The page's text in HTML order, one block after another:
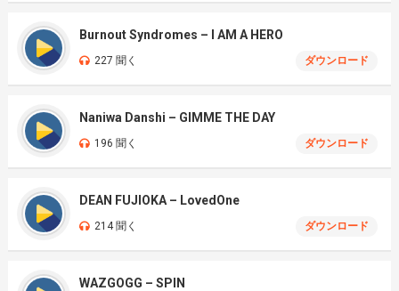
Burnout Syndromes – I AM A HERO
227 聞く ダウンロード
Naniwa Danshi – GIMME THE DAY
196 聞く ダウンロード
DEAN FUJIOKA – LovedOne
214 聞く ダウンロード
WAZGOGG – SPIN